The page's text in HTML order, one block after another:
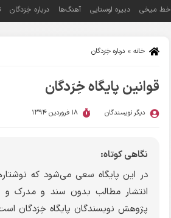
خانه » درباره خِرَدگان
قوانین پایگاه خِرَدگان
دیگر نویسندگان 18 فروردین 1394
نگاهی کوتاه:
در این پایگاه سعی می‌شود که
انتشار مطالب بدون سند و مدرک و
پژوهش نویسندگان پایگاه خِرَدگان
خط میخی دبیره اوستایی آهنگ‌ها درباره خِرَدگان